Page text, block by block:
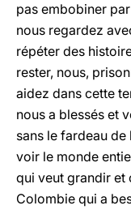
pas embobiner
nous regardez
répéter des
rester, nous,
aidez dans cette
nous a blessés et
sans le fardeau
voir le monde
qui veut grandir et
Colombie qui a